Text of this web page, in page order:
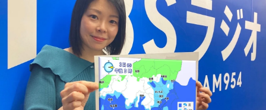
イベント・グッズ
YouTube
会社情報